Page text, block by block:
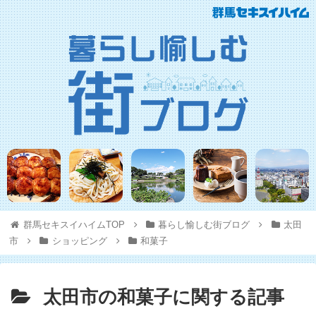
群馬セキスイハイムTOP 暮らし愉しむ街ブログ
太田
市
ショッピング 和菓子
太田市の和菓子に関する記事